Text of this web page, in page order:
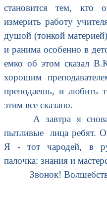
становится тем, кто
измерить работу
душой (тонкой
и ранима особенно в
емко об этом сказал
хорошим
преподаешь, и любить
этим все сказано.
А завтра я
пытливые лица ребят.
Я - тот чародей, в
палочка: знания и
Звонок!